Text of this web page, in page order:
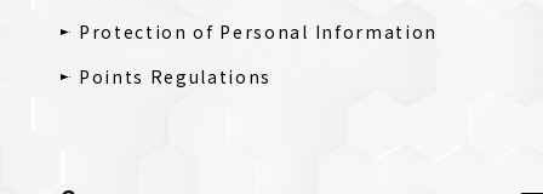
Protection of Personal Information
Points Regulations